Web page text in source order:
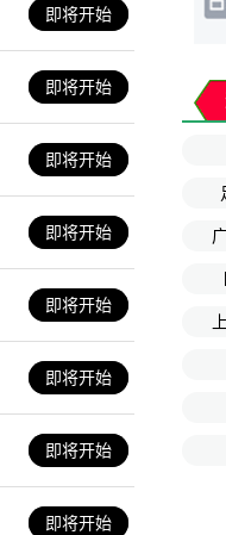
即将开始
即将开始
即将开始
即将开始
即将开始
即将开始
即将开始
即将开始